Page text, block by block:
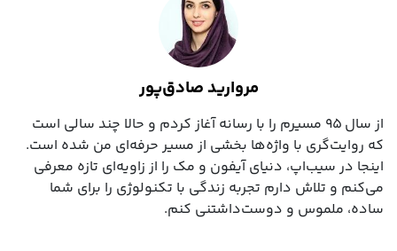
مروارید صادق‌پور
از سال ۹۵ مسیرم را با رسانه آغاز کردم و حالا چند سالی است
که روایت‌گری با واژه‌ها بخشی از مسیر حرفه‌ای‌ من شده است.
اینجا در سیب‌اپ، دنیای آیفون و مک را از زاویه‌ای تازه معرفی
می‌کنم و تلاش دارم تجربه زندگی با تکنولوژی را برای شما
ساده، ملموس و دوست‌داشتنی کنم.